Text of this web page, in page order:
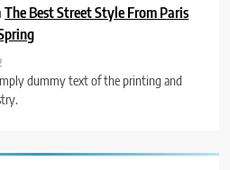
The Best Street Style From Paris
dummy text of the printing and